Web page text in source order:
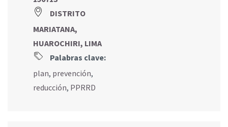
DISTRITO
MARIATANA,
HUAROCHIRI, LIMA
Palabras clave:
plan, prevención,
reducción, PPRRD